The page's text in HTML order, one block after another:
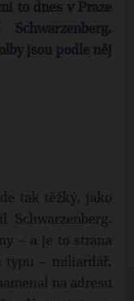
to dnes v Praze
jsou podle něj
tak těžký, jako
– a je to strana
typu – miliardář,
na adresu